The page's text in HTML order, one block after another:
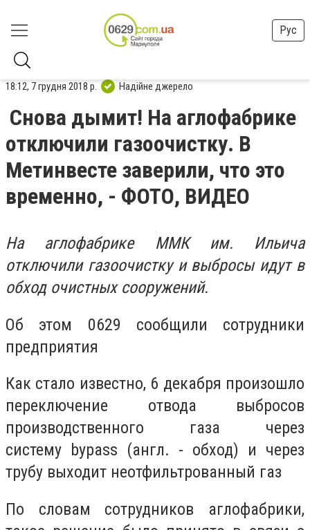
Рус
18:12, 7 грудня 2018 р. Надійне джерело
Снова дымит! На аглофабрике
отключили газоочистку. В
Метинвесте заверили, что это
временно, - ФОТО, ВИДЕО
На аглофабрике ММК им. Ильича
отключили газоочистку и выбросы идут в
обход очистных сооружений.
Об этом 0629 сообщили сотрудники
предприятия
Как стало известно, 6 декабря произошло
переключение отвода выбросов
производственного газа через
систему
bypass (англ. - обход) и через
трубу выходит неотфильтрованный газ
По словам сотрудников аглофабрики,